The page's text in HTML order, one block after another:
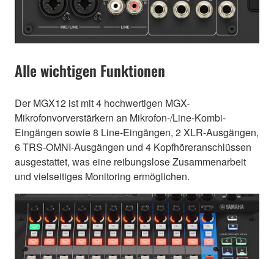
Alle wichtigen Funktionen
Der MGX12 ist mit 4 hochwertigen MGX-
Mikrofonvorverstärkern an Mikrofon-/Line-Kombi-
Eingängen sowie 8 Line-Eingängen, 2 XLR-Ausgängen,
6 TRS-OMNI-Ausgängen und 4 Kopfhöreranschlüssen
ausgestattet, was eine reibungslose Zusammenarbeit
und vielseitiges Monitoring ermöglichen.